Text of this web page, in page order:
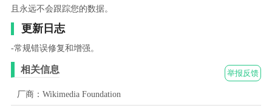
且永远不会跟踪您的数据。
更新日志
-常规错误修复和增强。
举报反馈
相关信息
厂商：Wikimedia Foundation